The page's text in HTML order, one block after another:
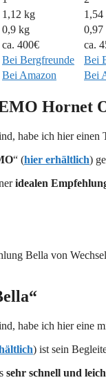
1,12 kg 1,54
0,9 kg 0,97
ca. 400€ ca.
Bei Bergfreunde Bei
Bei Amazon Bei
Hornet
habe ich hier
“ (hier erhältlich)
idealen
habe ich hier eine
) ist sein
sehr schnell und